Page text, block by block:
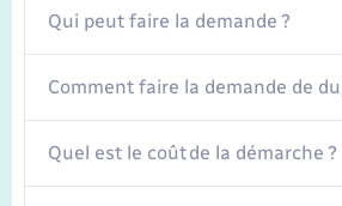
Transports
Voirie et espace public
Qui peut faire la demande ?
Comment faire la demande de
Quel est le coût de la démarche ?